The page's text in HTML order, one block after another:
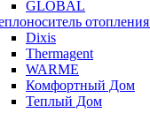
GLOBAL
отопления
Dixis
Thermagent
WARME
Комфортный Дом
Теплый Дом